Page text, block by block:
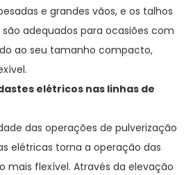
e grandes vãos, e os talhos
adequados para ocasiões com
ao seu tamanho compacto,
elétricos nas linhas de
das operações de pulverização
elétricas torna a operação das
mais flexível. Através da elevação